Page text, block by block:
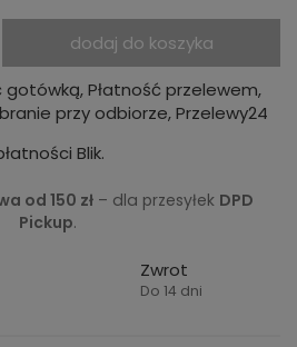
dodaj do koszyka
gotówką, Płatność przelewem,
przy odbiorze, Przelewy24
Blik.
od 150 zł – dla przesyłek DPD
Pickup.
Zwrot
Do 14 dni